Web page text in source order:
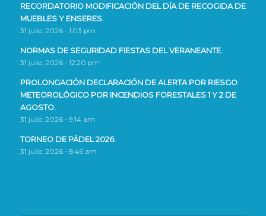
RECORDATORIO MODIFICACIÓN DEL DÍA DE RECOGIDA DE
MUEBLES Y ENSERES.
31 julio, 2026 - 1:03 pm
NORMAS DE SEGURIDAD FIESTAS DEL VERANEANTE.
31 julio, 2026 - 12:20 pm
PROLONGACIÓN DECLARACIÓN DE ALERTA POR RIESGO
METEOROLÓGICO POR INCENDIOS FORESTALES 1 Y 2 DE
AGOSTO.
31 julio, 2026 - 9:14 am
TORNEO DE PÁDEL 2026.
31 julio, 2026 - 8:46 am